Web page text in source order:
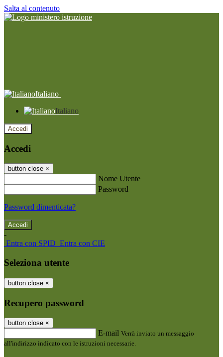
Salta al contenuto
Italiano
Italiano
Accedi
Accedi
button close ×
Nome Utente
Password
Password dimenticata?
-
Entra con SPID Entra con CIE
Seleziona utente
button close ×
Recupero password
button close ×
E-mail Verrà inviato un messaggio
all'indirizzo indicato con le istruzioni necessarie.